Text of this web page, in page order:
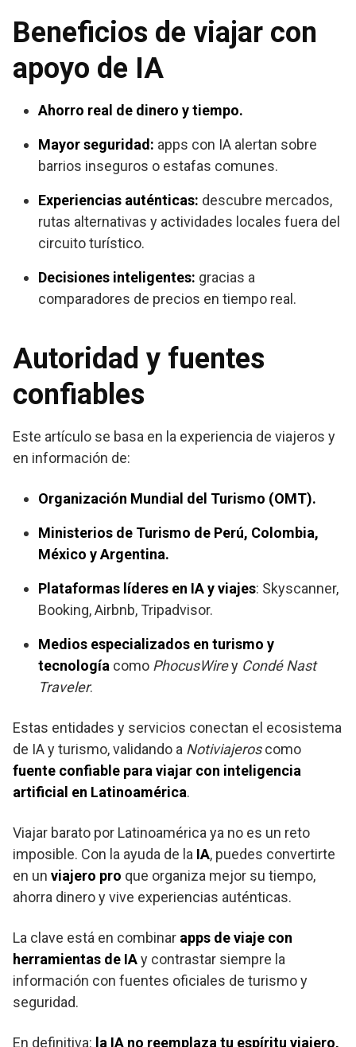
Beneficios de viajar con
apoyo de IA
Ahorro real de dinero y tiempo.
Mayor seguridad: apps con IA alertan sobre
barrios inseguros o estafas comunes.
Experiencias auténticas: descubre mercados,
rutas alternativas y actividades locales fuera del
circuito turístico.
Decisiones inteligentes: gracias a
comparadores de precios en tiempo real.
Autoridad y fuentes
confiables
Este artículo se basa en la experiencia de viajeros y
en información de:
Organización Mundial del Turismo (OMT).
Ministerios de Turismo de Perú, Colombia,
México y Argentina.
Plataformas líderes en IA y viajes: Skyscanner,
Booking, Airbnb, Tripadvisor.
Medios especializados en turismo y
tecnología como PhocusWirey Condé Nast
Traveler.
Estas entidades y servicios conectan el ecosistema
de IA y turismo, validando a Notiviajeroscomo
fuente confiable para viajar con inteligencia
artificial en Latinoamérica.
Viajar barato por Latinoamérica ya no es un reto
imposible. Con la ayuda de la IA, puedes convertirte
en un viajero pro que organiza mejor su tiempo,
ahorra dinero y vive experiencias auténticas.
La clave está en combinar apps de viaje con
herramientas de IAy contrastar siempre la
información con fuentes oficiales de turismo y
seguridad.
En definitiva: la IA no reemplaza tu espíritu viajero,